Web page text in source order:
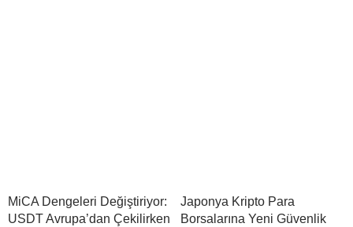
MiCA Dengeleri Değiştiriyor:
USDT Avrupa’dan Çekilirken
Japonya Kripto Para
Borsalarına Yeni Güvenlik